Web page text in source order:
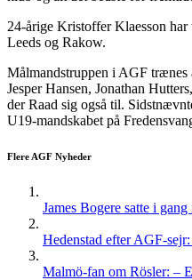
24-årige Kristoffer Klaesson
Leeds og Rakow.
Målmandstruppen i AGF trænes
Jesper Hansen, Jonathan
der Raad sig også til.
U19-mandskabet på
Flere AGF Nyheder
James Bogere satte i
Hedenstad efter AGF-
Malmö-fan om Rösler: –